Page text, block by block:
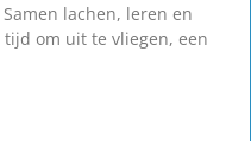
lachen, leren en
om uit te vliegen, een